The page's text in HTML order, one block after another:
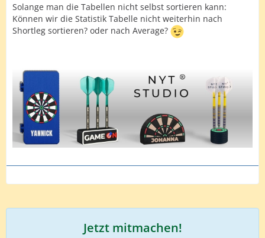
Solange man die Tabellen nicht selbst sortieren kann:
Können wir die Statistik Tabelle nicht weiterhin nach
Shortleg sortieren? oder nach Average?
Jetzt mitmachen!